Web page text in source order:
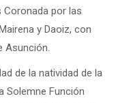
Coronada por las
y Daoiz, con
Asunción.
de la natividad de la
Solemne Función